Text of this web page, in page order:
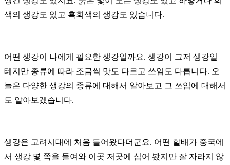
색의 생강도 있고 흑회색의 생강도 있습니다.
어떤 생강이 나에게 필요한 생강일까요. 생강이 그저 생강일
테지만 종류에 따라 조금씩 맛도 다르고 쓰임도 다릅니다. 오
늘은 다양한 생강의 종류에 대해서 알아보고 그 쓰임에 대해서
도 알아보겠습니다.
생강은 고려시대에 처음 들어왔다더군요. 어떤 할배가 중국에
서 생강 몇 쪽을 들여와 이곳 저곳에 심어 봤지만 잘 자라지 않